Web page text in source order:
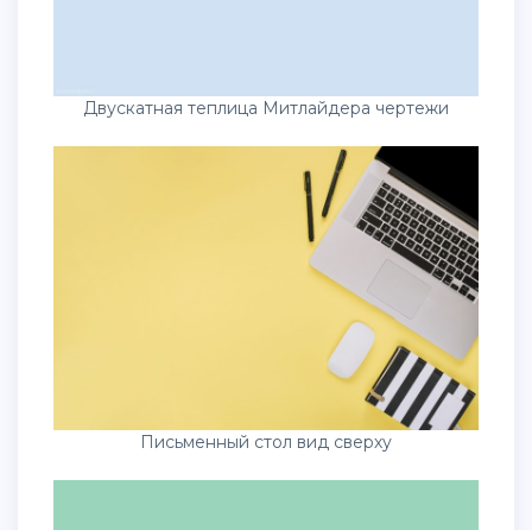
Двускатная теплица Митлайдера чертежи
Письменный стол вид сверху